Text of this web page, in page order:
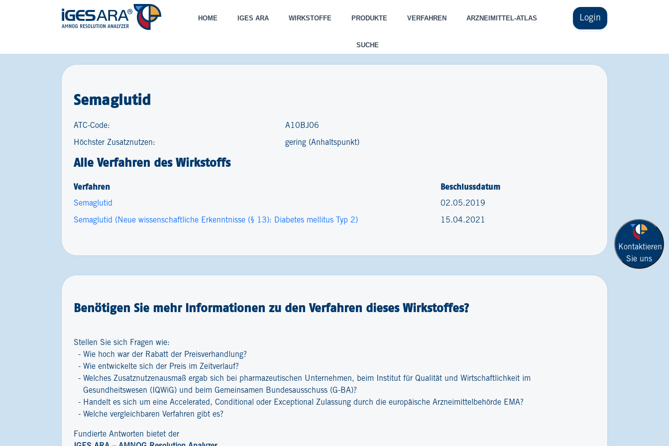
Login
HOME IGES ARA WIRKSTOFFE PRODUKTE VERFAHREN ARZNEIMITTEL-ATLAS
SUCHE
Kontaktieren
Sie uns
Semaglutid
ATC-Code: A10BJ06
Höchster Zusatznutzen: gering (Anhaltspunkt)
Alle Verfahren des Wirkstoffs
Verfahren Beschlussdatum
Semaglutid 02.05.2019
Semaglutid (Neue wissenschaftliche Erkenntnisse (§ 13): Diabetes mellitus Typ 2) 15.04.2021
Benötigen Sie mehr Informationen zu den Verfahren dieses Wirkstoffes?
Stellen Sie sich Fragen wie:
Wie hoch war der Rabatt der Preisverhandlung?
Wie entwickelte sich der Preis im Zeitverlauf?
Welches Zusatznutzenausmaß ergab sich bei pharmazeutischen Unternehmen, beim Institut für Qualität und Wirtschaftlichkeit im
Gesundheitswesen (IQWiG) und beim Gemeinsamen Bundesausschuss (G-BA)?
Handelt es sich um eine Accelerated, Conditional oder Exceptional Zulassung durch die europäische Arzneimittelbehörde EMA?
Welche vergleichbaren Verfahren gibt es?
Fundierte Antworten bietet der